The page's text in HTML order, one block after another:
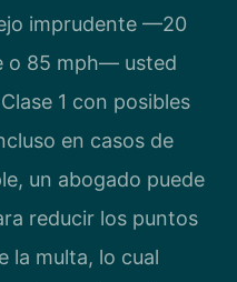
imprudente —20
o 85 mph— usted
1 con posibles
en casos de
un abogado puede
reducir los puntos
la multa, lo cual